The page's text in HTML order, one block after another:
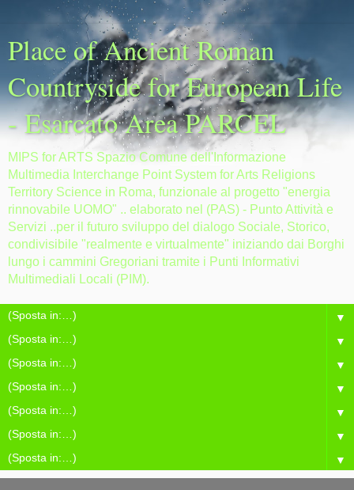
Place of Ancient Roman
Countryside for European Life
- Esarcato Area PARCEL
MIPS for ARTS Spazio Comune dell'Informazione
Multimedia Interchange Point System for Arts Religions
Territory Science in Roma, funzionale al progetto "energia
rinnovabile UOMO" .. elaborato nel (PAS) - Punto Attività e
Servizi ..per il futuro sviluppo del dialogo Sociale, Storico,
condivisibile "realmente e virtualmente" iniziando dai Borghi
lungo i cammini Gregoriani tramite i Punti Informativi
Multimediali Locali (PIM).
▼
▼
▼
▼
▼
▼
▼